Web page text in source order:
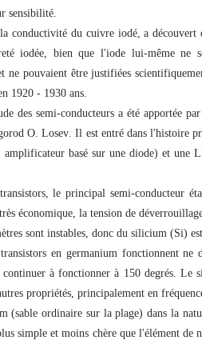
sensibilité.
conductivité du cuivre iodé, a découvert
iodée, bien que l'iode lui-même ne
ne pouvaient être justifiées
1920 - 1930 ans.
des semi-conducteurs a été apportée
O. Losev. Il est entré dans l'histoire
amplificateur basé sur une diode) et
le principal semi-conducteur
économique, la tension de
sont instables, donc du silicium (Si)
en germanium fonctionnent ne
à fonctionner à 150 degrés. Le
propriétés, principalement en
(sable ordinaire sur la plage) dans la
simple et moins chère que l'élément